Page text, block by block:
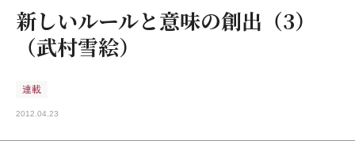
新しいルールと意味の創出（3）
（武村雪絵）
連載
2012.04.23